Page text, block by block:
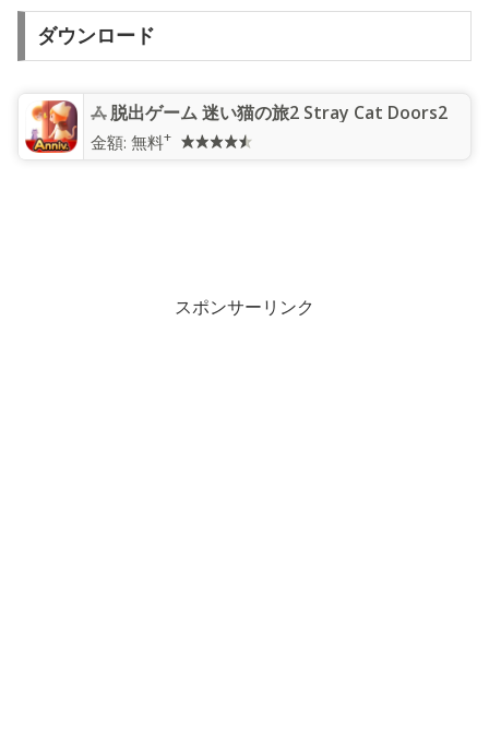
ダウンロード
脱出ゲーム 迷い猫の旅2 Stray Cat Doors2
金額: 無料+
スポンサーリンク